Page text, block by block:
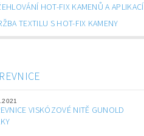
HOT-FIX KAMENŮ A APLIKACÍ
TEXTILU S HOT-FIX KAMENY
VISKÓZOVÉ NITĚ GUNOLD